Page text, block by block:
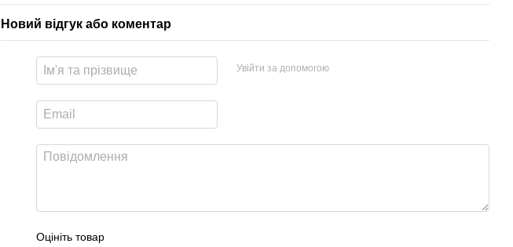
дивани розкладні
horeca продукція
скляний стіл кухонний вішак для одягу ціна
Новий відгук або коментар
Увійти за допомогою
Оцініть товар